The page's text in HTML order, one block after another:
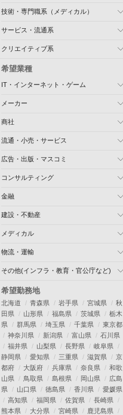
技術・専門職系（メディカル）
サービス・流通系
クリエイティブ系
希望業種
IT・インターネット・ゲーム
メーカー
商社
流通・小売・サービス
広告・出版・マスコミ
コンサルティング
金融
建設・不動産
メディカル
物流・運輸
その他(インフラ・教育・官公庁など)
希望勤務地
北海道 青森県 岩手県 宮城県
秋
田県
山形県 福島県 茨城県
栃木
県
群馬県 埼玉県 千葉県
東京都
神奈川県
新潟県 富山県
石川県
福井県
山梨県 長野県
岐阜県
静岡県
愛知県 三重県 滋賀県
京
都府
大阪府 兵庫県 奈良県
和歌
山県
鳥取県 島根県 岡山県
広島
県
山口県 徳島県 香川県
愛媛県
高知県
福岡県 佐賀県
長崎県
熊本県
大分県 宮崎県
鹿児島県